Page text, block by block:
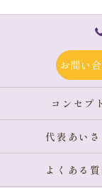
お問い
コンセプト
代表あいさ
よくある